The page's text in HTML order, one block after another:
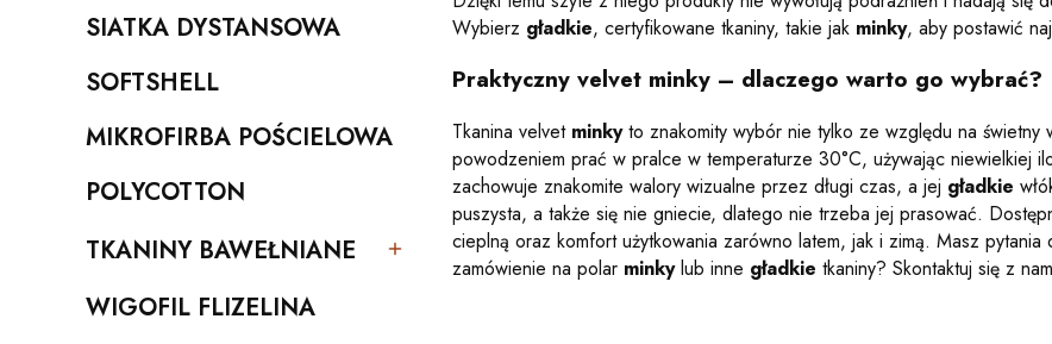
Kategoria - SIATKA DYSTANSOWA
SIATKA DYSTANSOWA
Kategoria - SOFTSHELL
SOFTSHELL
Kategoria - MIKROFIRBA POŚCIELOWA
MIKROFIRBA POŚCIELOWA
Kategoria - POLYCOTTON
POLYCOTTON
Kategoria - TKANINY BAWEŁNIANE
TKANINY BAWEŁNIANE
Kategoria - WIGOFIL FLIZELINA
WIGOFIL FLIZELINA
Wybierz gładkie, certyfikowane tkaniny, takie jak minky, aby postawić
Praktyczny velvet minky – dlaczego warto go wybrać?
Tkanina velvet minkyto znakomity wybór nie tylko ze względu na świetny
powodzeniem prać w pralce w temperaturze 30°C, używając niewielkiej
zachowuje znakomite walory wizualne przez długi czas, a jej gładkie
puszysta, a także się nie gniecie, dlatego nie trzeba jej prasować.
cieplną oraz komfort użytkowania zarówno latem, jak i zimą. Masz
zamówienie na polar minkylub inne gładkie tkaniny? Skontaktuj się z